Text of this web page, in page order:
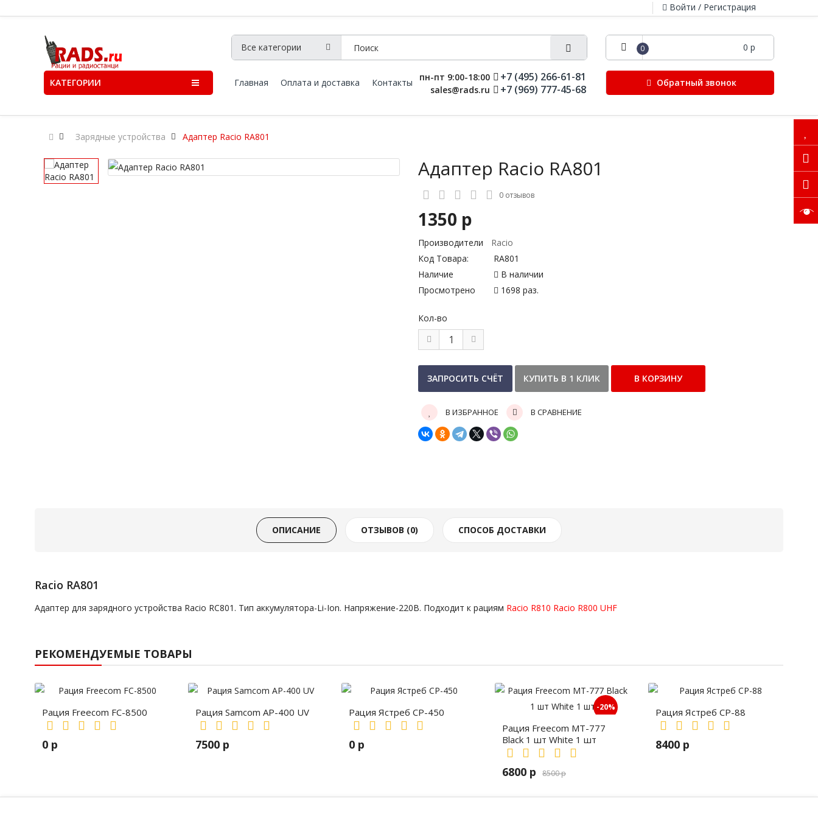
Войти / Регистрация
0 0 р
КАТЕГОРИИ Главная Оплата и доставка Контакты
пн-пт 9:00-18:00
sales@rads.ru
+7 (495) 266-61-81
+7 (969) 777-45-68
Обратный звонок
Зарядные устройства Адаптер Racio RA801
Адаптер Racio RA801
0 отзывов
1350 р
Производители
Racio
Код Товара:
RA801
Наличие
В наличии
Просмотрено
1698 раз.
Кол-во
В ИЗБРАННОЕ В СРАВНЕНИЕ
ОПИСАНИЕ ОТЗЫВОВ (0) СПОСОБ ДОСТАВКИ
Racio RA801
Адаптер для зарядного устройства Racio RC801. Тип аккумулятора-Li-Ion. Напряжение-220В. Подходит к рациям Racio R810 Racio R800 UHF
РЕКОМЕНДУЕМЫЕ ТОВАРЫ
Рация Freecom FC-8500
0 р
Рация Samcom AP-400 UV
7500 р
Рация Ястреб СР-450
0 р
-20%
Рация Freecom MT-777
Black 1 шт White 1 шт
6800 р 8500 р
Рация Ястреб СР-88
8400 р